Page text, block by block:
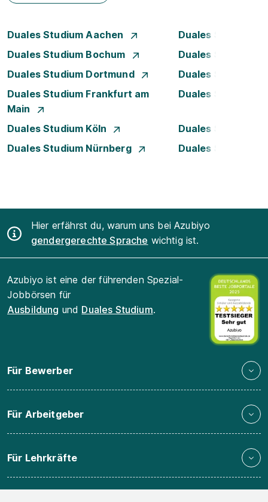
Duales Studium Aachen
Duales Studium
Duales Studium Bochum
Duales Studium
Duales Studium Dortmund
Duales Studium
Duales Studium Frankfurt am
Main
Duales Studium
Duales Studium Köln
Duales Studium
Duales Studium Nürnberg
Duales Studium
Hier erfährst du, warum uns bei Azubiyo
gendergerechte Sprache wichtig ist.
Azubiyo ist eine der führenden Spezial-
Jobbörsen für
Ausbildung und Duales Studium.
Für Bewerber
Für Arbeitgeber
Für Lehrkräfte